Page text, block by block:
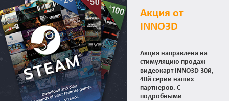
Акция от
INNO3D
Акция направлена на
стимуляцию продаж
видеокарт INNO3D 30й,
40й серии наших
партнеров. С
подробными